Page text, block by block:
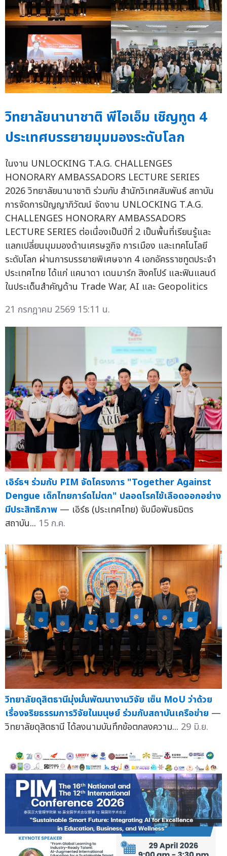
วิทยาลัยนานาชาติ พีไอเอ็ม เชิญทูต 4
ประเทศบรรยายมุมมองระดับโลก
ในงาน UNLOCKING T.A.G. CHALLENGES
HONORARY AMBASSADORS LECTURE SERIES
2026 วิทยาลัยนานาชาติ ร่วมกับ สำนักวิเทศสัมพันธ์ สถาบัน
การจัดการปัญญาภิวัฒน์ จัดงาน UNLOCKING T.A.G.
CHALLENGES HONORARY AMBASSADORS
LECTURE SERIES ต่อเนื่องเป็นปีที่ 2 เป็นพื้นที่เรียนรู้และ
แลกเปลี่ยนมุมมองด้านเศรษฐกิจ การเมือง และเทคโนโลยี
ระดับโลก ผ่านการบรรยายพิเศษจาก 4 เอกอัครราชทูตประจำ
ประเทศไทย ได้แก่ แคนาดา เดนมาร์ก สิงคโปร์ และฟินแลนด์
ในประเด็นสำคัญด้าน Trade War, AI และ Geopolitics
21 กรกฎาคม 2569 15:11 น.
เอิร์ธฯ ร่วมกับ PIM จัดโครงการ "Together Against
Dengue เด็กไทยการ์ดไม่ตก" ปลอดโรคไข้เลือดออกอย่าง
มีประสิทธิภาพ — เอิร์ธ (ประเทศไทย) จับมือพันธมิตร
สถาบัน... 15 ก.ค.
วิทยาลัยดุสิตธานีมุ่งมั่นพัฒนางานวิจัย เซ็น MoU ว่าด้วย
เรื่องจริยธรรมการวิจัยในมนุษย์ ร่วมกับสถาบันเครือข่าย —
วิทยาลัยดุสิตธานี ได้ลงนามบันทึกข้อตกลงความ... 29 มิ.ย.